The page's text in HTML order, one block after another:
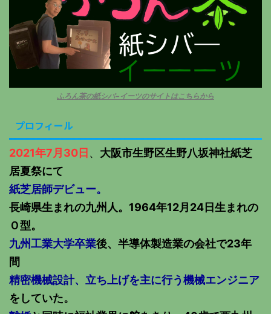
ふろん茶の紙シバ−イーツのサイトはこちらから
プロフィール
2021年7月30日 、 大阪市生野区生野八坂神社紙芝
居夏祭にて
紙芝居師デビュー。
長崎県生まれの九州人。1964年12月24日生まれの
Ｏ型。
九州工業大学卒業後、半導体製造業の会社で23年
間
精密機械設計、立ち上げを主に行う機械エンジニア
をしていた。